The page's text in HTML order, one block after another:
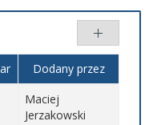
Dodany przez
Maciej
Jerzakowski